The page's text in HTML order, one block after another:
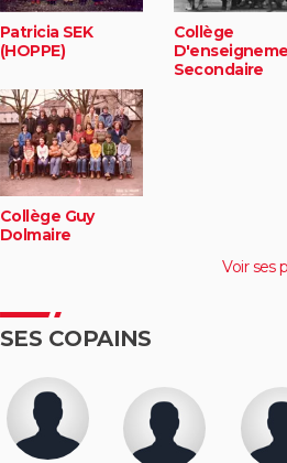
Patricia SEK
(HOPPE)
Collège
Secondaire
Collège Guy
Dolmaire
Voir ses
SES COPAINS